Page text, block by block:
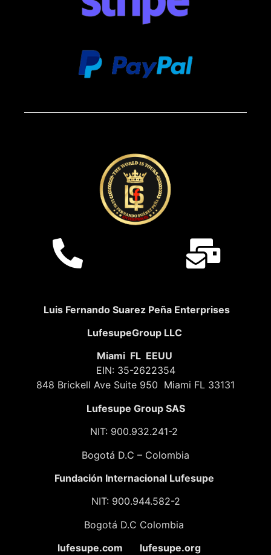
Luis Fernando Suarez Peña Enterprises
LufesupeGroup LLC
Miami FL EEUU
EIN: 35-2622354
848 Brickell Ave Suite 950 Miami FL 33131
Lufesupe Group SAS
NIT: 900.932.241-2
Bogotá D.C – Colombia
Fundación Internacional Lufesupe
NIT: 900.944.582-2
Bogotá D.C Colombia
lufesupe.com lufesupe.org